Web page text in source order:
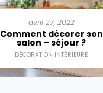
avril 27, 2022
Comment décorer son
salon – séjour ?
DÉCORATION INTÉRIEURE